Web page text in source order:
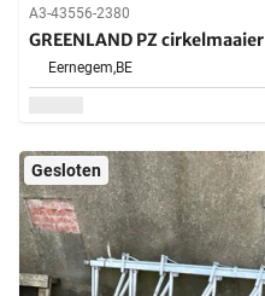
A3-43556-2380
GREENLAND PZ cirkelmaaier
Eernegem,BE
Gesloten